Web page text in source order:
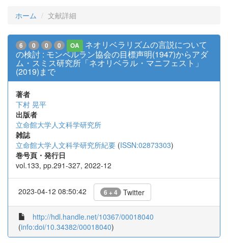
ホーム 文献詳細
6 0 0 0 OA
ネオリベラリズムの言説について
の検討 : モンペルラン協会の目標声明(1947)からアダ
ム・スミス研究所「ネオリベラル・マニフェスト」
(2019)まで
著者
下村 晃平
出版者
立命館大学人文科学研究所
雑誌
立命館大学人文科学研究所紀要 (ISSN:02873303)
巻号頁・発行日
vol.133, pp.291-327, 2022-12
2023-04-12 08:50:42 6 + 4 Twitter
http://hdl.handle.net/10367/00018040
(info:doi/10.34382/00018040)